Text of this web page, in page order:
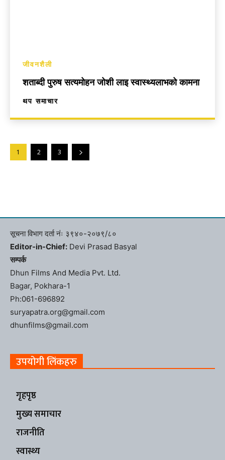
जीवनशैली
शताब्दी पुरुष सत्यमोहन जोशी लाइ स्वास्थ्यलाभको कामना
थप समाचार
1 2 3
सूचना विभाग दर्ता नंः ३९४०-२०७९/८०
Editor-in-Chief: Devi Prasad Basyal
सम्पर्क
Dhun Films And Media Pvt. Ltd.
Bagar, Pokhara-1
Ph:061-696892
suryapatra.org@gmail.com
dhunfilms@gmail.com
उपयोगी लिंकहरु
गृहपृष्ठ
मुख्य समाचार
राजनीति
स्वास्थ्य